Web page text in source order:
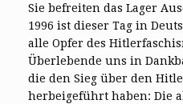
Sie befreiten das Lager
1996 ist dieser Tag in
alle Opfer des
Überlebende uns in
die den Sieg über den
herbeigeführt haben: Die